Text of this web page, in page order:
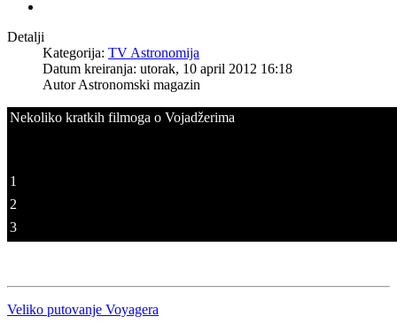
Detalji
Kategorija: TV Astronomija
Datum kreiranja: utorak, 10 april 2012 16:18
AutorAstronomski magazin
Nekoliko kratkih filmoga o Vojadžerima
1
2
3
Veliko putovanje Voyagera